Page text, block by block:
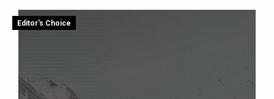
Editor's Choice